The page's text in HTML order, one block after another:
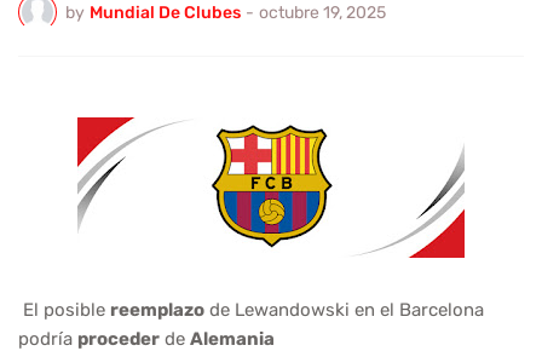
by Mundial De Clubes - octubre 19, 2025
El posible reemplazo de Lewandowski en el Barcelona
podría proceder de Alemania